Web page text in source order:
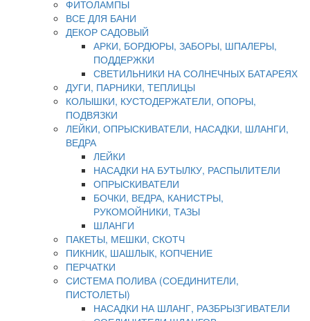
ФИТОЛАМПЫ
ВСЕ ДЛЯ БАНИ
ДЕКОР САДОВЫЙ
АРКИ, БОРДЮРЫ, ЗАБОРЫ, ШПАЛЕРЫ,
ПОДДЕРЖКИ
СВЕТИЛЬНИКИ НА СОЛНЕЧНЫХ БАТАРЕЯХ
ДУГИ, ПАРНИКИ, ТЕПЛИЦЫ
КОЛЫШКИ, КУСТОДЕРЖАТЕЛИ, ОПОРЫ,
ПОДВЯЗКИ
ЛЕЙКИ, ОПРЫСКИВАТЕЛИ, НАСАДКИ, ШЛАНГИ,
ВЕДРА
ЛЕЙКИ
НАСАДКИ НА БУТЫЛКУ, РАСПЫЛИТЕЛИ
ОПРЫСКИВАТЕЛИ
БОЧКИ, ВЕДРА, КАНИСТРЫ,
РУКОМОЙНИКИ, ТАЗЫ
ШЛАНГИ
ПАКЕТЫ, МЕШКИ, СКОТЧ
ПИКНИК, ШАШЛЫК, КОПЧЕНИЕ
ПЕРЧАТКИ
СИСТЕМА ПОЛИВА (СОЕДИНИТЕЛИ,
ПИСТОЛЕТЫ)
НАСАДКИ НА ШЛАНГ, РАЗБРЫЗГИВАТЕЛИ